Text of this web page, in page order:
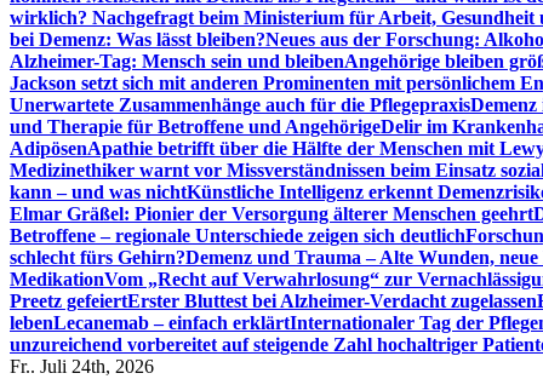
wirklich? Nachgefragt beim Ministerium für Arbeit, Gesundheit
bei Demenz: Was lässt bleiben?Neues aus der Forschung:
Alzheimer-Tag: Mensch sein und bleibenAngehörige bleiben
Jackson setzt sich mit anderen Prominenten mit persönlichem
Unerwartete Zusammenhänge auch für die Pflegepraxis
und Therapie für Betroffene und AngehörigeDelir im
AdipösenApathie betrifft über die Hälfte der Menschen mit
Medizinethiker warnt vor Missverständnissen beim Einsatz
kann – und was nichtKünstliche Intelligenz erkennt
Elmar Gräßel: Pionier der Versorgung älterer Menschen geehrt
Betroffene – regionale Unterschiede zeigen sich deutlich
schlecht fürs Gehirn?Demenz und Trauma – Alte Wunden,
MedikationVom „Recht auf Verwahrlosung“ zur
Preetz gefeiertErster Bluttest bei Alzheimer-Verdacht zugelassen
lebenLecanemab – einfach erklärtInternationaler Tag der
unzureichend vorbereitet auf steigende Zahl hochaltriger
Fr.. Juli 24th, 2026